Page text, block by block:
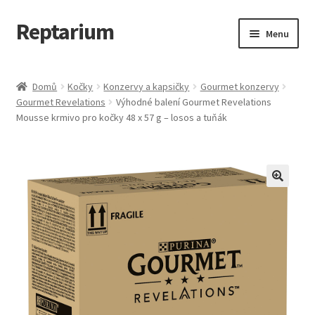
Přeskočit
na
Přejít
k
webu
Reptarium Menu
Košík
Můj účet
Obchod
Pokladna
Vše pro kočky
Domů Kočky Konzervy a kapsičky
Gourmet konzervy
Gourmet Revelations
Výhodné balení Gourmet Revelations
Mousse krmivo pro kočky 48 x 57 g – losos a tuňák